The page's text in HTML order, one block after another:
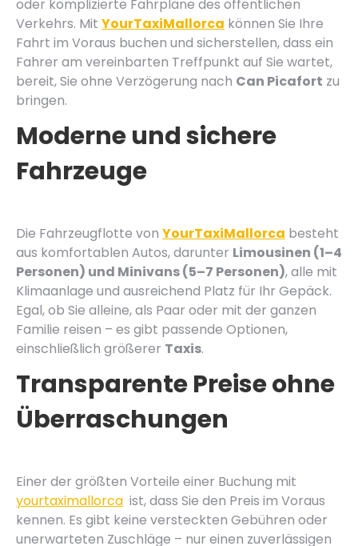
oder komplizierte Fahrpläne des öffentlichen
Verkehrs. Mit YourTaxiMallorca können Sie Ihre
Fahrt im Voraus buchen und sicherstellen, dass ein
Fahrer am vereinbarten Treffpunkt auf Sie wartet,
bereit, Sie ohne Verzögerung nach Can Picafort zu
bringen.
Moderne und sichere
Fahrzeuge
Die Fahrzeugflotte von YourTaxiMallorca besteht
aus komfortablen Autos, darunter Limousinen (1–4
Personen) und Minivans (5–7 Personen), alle mit
Klimaanlage und ausreichend Platz für Ihr Gepäck.
Egal, ob Sie alleine, als Paar oder mit der ganzen
Familie reisen – es gibt passende Optionen,
einschließlich größerer Taxis.
Transparente Preise ohne
Überraschungen
Einer der größten Vorteile einer Buchung mit
yourtaximallorca ist, dass Sie den Preis im Voraus
kennen. Es gibt keine versteckten Gebühren oder
unerwarteten Zuschläge – nur einen zuverlässigen